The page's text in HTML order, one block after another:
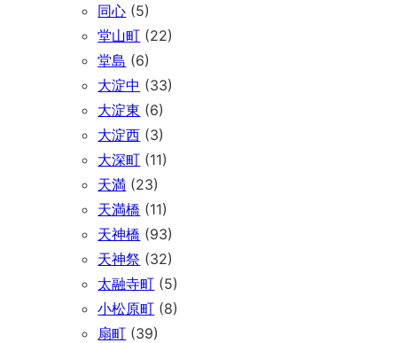
同心 (5)
堂山町 (22)
堂島 (6)
大淀中 (33)
大淀東 (6)
大淀西 (3)
大深町 (11)
天満 (23)
天満橋 (11)
天神橋 (93)
天神祭 (32)
太融寺町 (5)
小松原町 (8)
扇町 (39)